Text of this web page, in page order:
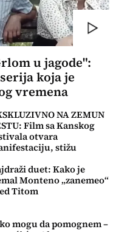
u jagode":
koja je
vremena
NA ZEMUN
Film sa Kanskog
otvara
stižu
duet: Kako je
Monteno „zanemeo“
Titom
mogu da pomognem –